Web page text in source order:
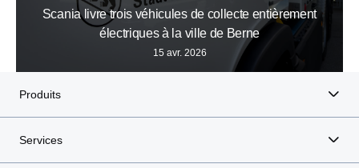
Scania livre trois véhicules de collecte entièrement
électriques à la ville de Berne
15 avr. 2026
Produits
Services